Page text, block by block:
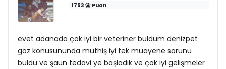
1753 Puan
evet adanada çok iyi bir veteriner buldum denizpet
göz konusununda müthiş iyi tek muayene sorunu
buldu ve şaun tedavi ye başladık ve çok iyi gelişmeler